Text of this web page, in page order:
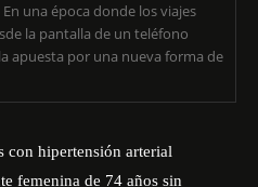
En una época donde los viajes
la pantalla de un teléfono
apuesta por una nueva forma de
con hipertensión arterial
femenina de 74 años sin